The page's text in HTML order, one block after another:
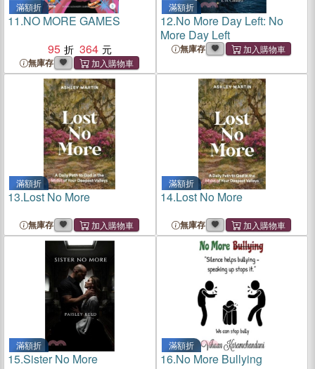
滿額折
11.NO MORE GAMES
95
364
無庫存
滿額折
12.No More Day Left: No
More Day Left
無庫存
滿額折
13.Lost No More
無庫存
滿額折
14.Lost No More
無庫存
滿額折
15.Sister No More
滿額折
16.No More Bullying